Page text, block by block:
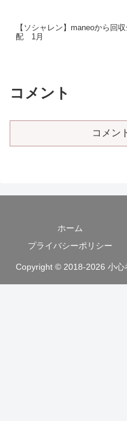
【ソシャレン】maneoから回
配 1月
コメント
コメン
ホーム
プライバシーポリシー
Copyright © 2018-2026 小心